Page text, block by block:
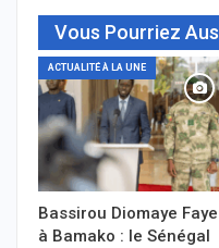
Vous Pourriez
ACTUALITÉ À LA UNE
Bassirou Diomaye Faye
à Bamako : le Sénégal